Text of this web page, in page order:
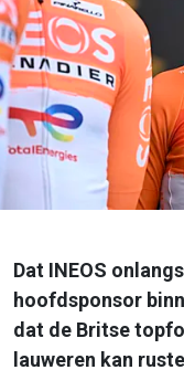
Dat INEOS
hoofdsponsor
dat de Britse
lauweren kan